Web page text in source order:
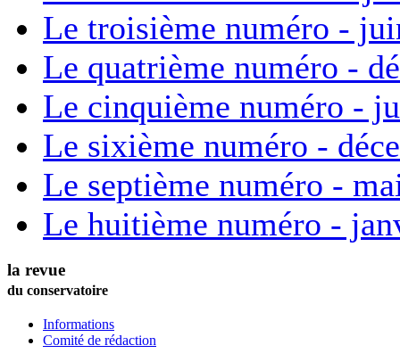
Le troisième numéro -
Le quatrième numéro -
Le cinquième numéro -
Le sixième numéro -
Le septième numéro -
Le huitième numéro -
la revue
du conservatoire
Informations
Comité de rédaction